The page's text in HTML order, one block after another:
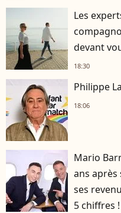
Les
devant
18:30
Philippe
18:06
Mario
ans après
ses
5 chiffres !